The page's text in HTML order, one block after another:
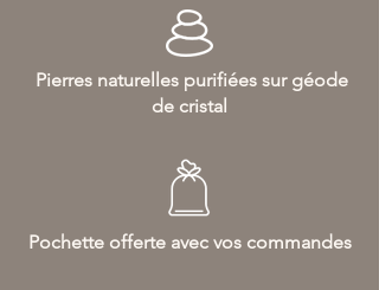
Pierres naturelles purifiées sur géode
de cristal
Pochette offerte avec vos commandes